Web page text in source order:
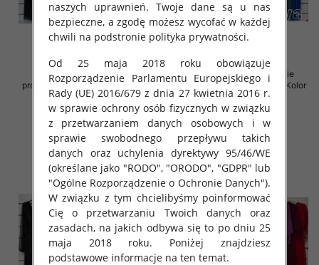
Sukienki damskie (Włoskie
produkt) Roz Standard, Mix Kolor
Paczka 5 szt
78.00 zł
szczegóły
Sukienki damskie (Włoskie
produkt) Roz Standard, Mix Kolor
Paczka 5 szt
78.00 zł
szczegóły
naszych uprawnień. Twoje dane są u nas
bezpieczne, a zgodę możesz wycofać w każdej
chwili na podstronie polityka prywatności.
Od 25 maja 2018 roku obowiązuje
Rozporządzenie Parlamentu Europejskiego i
Rady (UE) 2016/679 z dnia 27 kwietnia 2016 r.
w sprawie ochrony osób fizycznych w związku
z przetwarzaniem danych osobowych i w
sprawie swobodnego przepływu takich
danych oraz uchylenia dyrektywy 95/46/WE
(określane jako "RODO", "ORODO", "GDPR" lub
"Ogólne Rozporządzenie o Ochronie Danych").
W związku z tym chcielibyśmy poinformować
Cię o przetwarzaniu Twoich danych oraz
zasadach, na jakich odbywa się to po dniu 25
maja 2018 roku. Poniżej znajdziesz
podstawowe informacje na ten temat.